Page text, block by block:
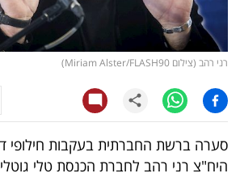
קריפטו
ויראלי
טלוויזיה
עסקי
ספורט
רני רהב (צילום Miriam Alster/FLASH90)
סערה ברשת החברתית בעקבות חילופי
היח"צ רני רהב לחברת הכנסת טלי